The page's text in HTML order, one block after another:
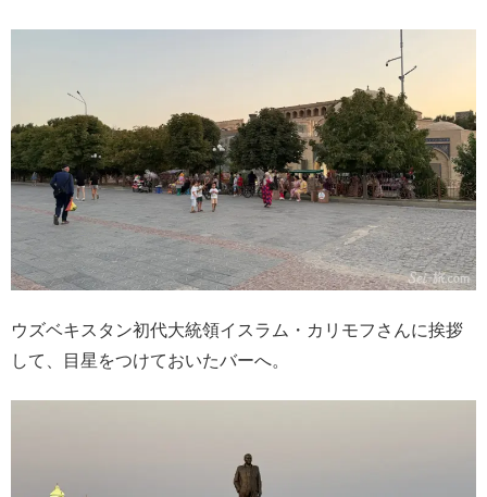
ウズベキスタン初代大統領イスラム・カリモフさんに挨拶
して、目星をつけておいたバーへ。